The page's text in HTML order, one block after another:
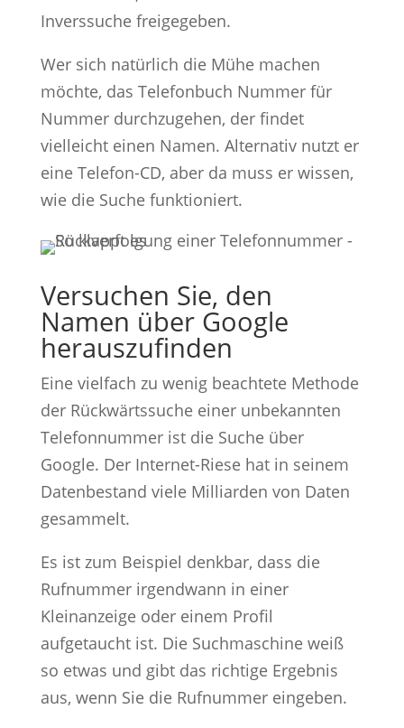
Inverssuche freigegeben.
Wer sich natürlich die Mühe machen
möchte, das Telefonbuch Nummer für
Nummer durchzugehen, der findet
vielleicht einen Namen. Alternativ nutzt er
eine Telefon-CD, aber da muss er wissen,
wie die Suche funktioniert.
Versuchen Sie, den
Namen über Google
herauszufinden
Eine vielfach zu wenig beachtete Methode
der Rückwärtssuche einer unbekannten
Telefonnummer ist die Suche über
Google. Der Internet-Riese hat in seinem
Datenbestand viele Milliarden von Daten
gesammelt.
Es ist zum Beispiel denkbar, dass die
Rufnummer irgendwann in einer
Kleinanzeige oder einem Profil
aufgetaucht ist. Die Suchmaschine weiß
so etwas und gibt das richtige Ergebnis
aus, wenn Sie die Rufnummer eingeben.